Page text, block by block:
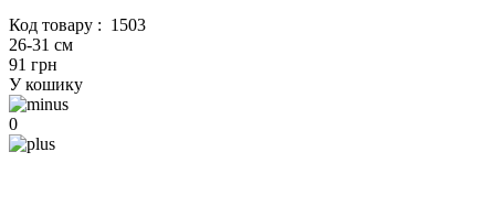
Код товару : 1503
26-31 см
91 грн
У кошику
0